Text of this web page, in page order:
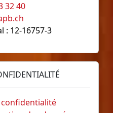
32 40
: 12-16757-3